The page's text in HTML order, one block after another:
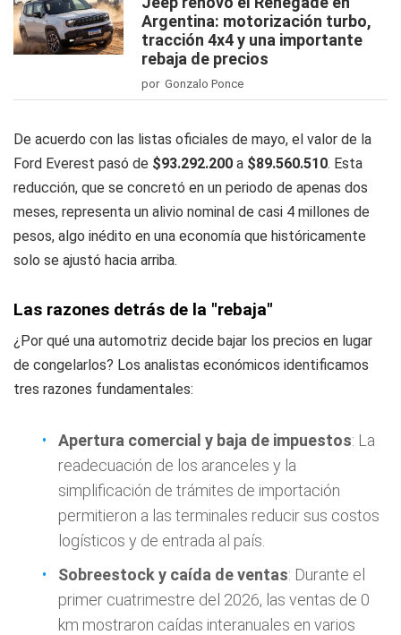
Argentina: motorización turbo,
tracción 4x4 y una importante
rebaja de precios
por Gonzalo Ponce
De acuerdo con las listas oficiales de mayo, el valor de la
Ford Everest pasó de $93.292.200 a $89.560.510. Esta
reducción, que se concretó en un periodo de apenas dos
meses, representa un alivio nominal de casi 4 millones de
pesos, algo inédito en una economía que históricamente
solo se ajustó hacia arriba.
Las razones detrás de la "rebaja"
¿Por qué una automotriz decide bajar los precios en lugar
de congelarlos? Los analistas económicos identificamos
tres razones fundamentales:
Apertura comercial y baja de impuestos: La
readecuación de los aranceles y la
simplificación de trámites de importación
permitieron a las terminales reducir sus costos
logísticos y de entrada al país.
Sobreestock y caída de ventas: Durante el
primer cuatrimestre del 2026, las ventas de 0
km mostraron caídas interanuales en varios